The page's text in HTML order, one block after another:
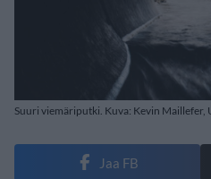
Suuri viemäriputki. Kuva: Kevin Maillefer,
Jaa FB